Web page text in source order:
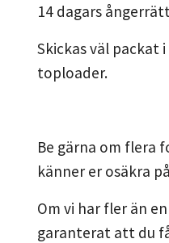
14 dagars
Skickas väl packat
toploader.
Be gärna om flera
känner er osäkra
Om vi har fler än
garanterat att du